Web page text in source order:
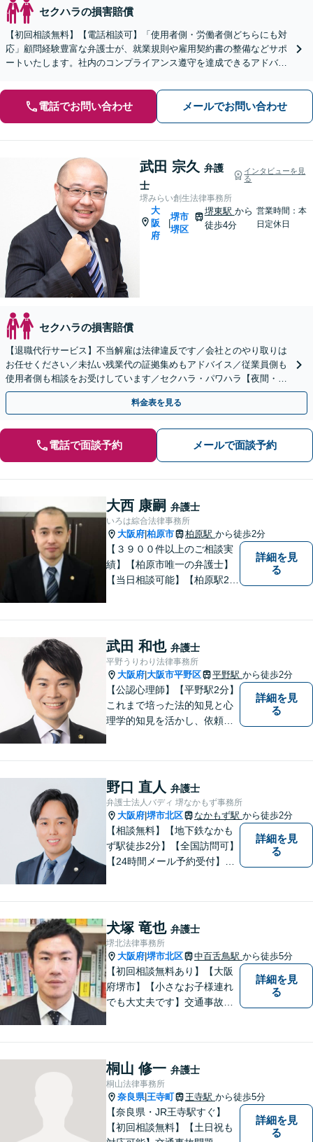
セクハラの損害賠償
【初回相談無料】【電話相談可】「使用者側・労働者側どちらにも対
応」顧問経験豊富な弁護士が、就業規則や雇用契約書の整備などサポ
ートいたします。社内のコンプライアンス遵守を達成できるアドバイ
電話でお問い合わせ メールでお問い合わせ
武田 宗久 弁護
士
インタビューを見
る
堺みらい創生法律事務所
大
阪
府
堺市
堺区
堺東駅 から
徒歩4分
営業時間：本
日定休日
セクハラの損害賠償
【退職代行サービス】不当解雇は法律違反です／会社とのやり取りは
お任せください／未払い残業代の証拠集めもアドバイス／従業員側も
使用者側も相談をお受けしています／セクハラ・パワハラ【夜間・休
日面談可】【完全個室】【堺東駅4分】
料金表を見る
電話で面談予約 メールで面談予約
大西 康嗣 弁護士
いろは綜合法律事務所
大阪府 柏原市 柏原駅 から徒歩2分
【３９００件以上のご相談実
績】【柏原市唯一の弁護士】
【当日相談可能】【柏原駅2
詳細を見
る
武田 和也 弁護士
平野うりわり法律事務所
大阪府 大阪市平野区 平野駅 から徒歩2分
【公認心理師】【平野駅2分】
これまで培った法的知見と心
理学的知見を活かし、依頼者
も、まずはご相談ください。
詳細を見
る
野口 直人 弁護士
弁護士法人バディ 堺なかもず事務所
大阪府 堺市北区 なかもず駅 から徒歩2分
【相談無料】【地下鉄なかも
ず駅徒歩2分】【全国訪問可】
【24時間メール予約受付】
ます。
詳細を見
る
犬塚 竜也 弁護士
堺北法律事務所
大阪府 堺市北区 中百舌鳥駅 から徒歩5分
【初回相談無料あり】【大阪
府堺市】【小さなお子様連れ
でも大丈夫です】交通事故、
詳細を見
る
桐山 修一 弁護士
桐山法律事務所
奈良県|王寺町 王寺駅 から徒歩5分
【奈良県・JR王寺駅すぐ】
【初回相談無料】【土日祝も
詳細を見
る